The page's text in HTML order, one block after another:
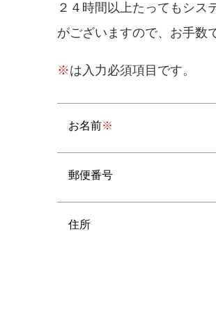
２４時間以上たってもシス
がございますので、お手数
※は入力必須項目です。
お名前※
郵便番号
住所